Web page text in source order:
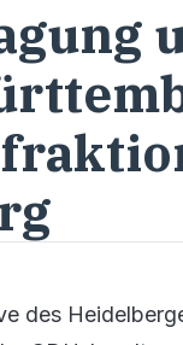
des